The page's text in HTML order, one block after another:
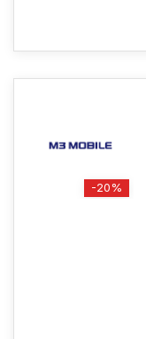
-20%